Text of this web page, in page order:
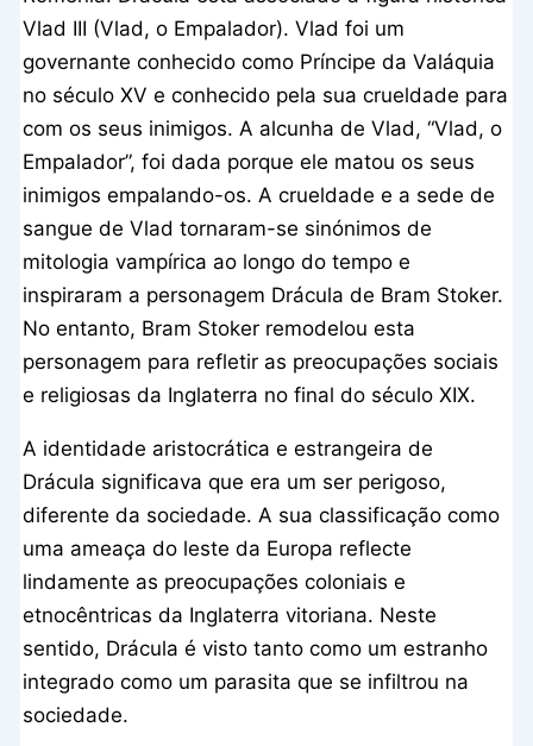
Vlad III (Vlad, o Empalador). Vlad foi um
governante conhecido como Príncipe da Valáquia
no século XV e conhecido pela sua crueldade para
com os seus inimigos. A alcunha de Vlad, “Vlad, o
Empalador”, foi dada porque ele matou os seus
inimigos empalando-os. A crueldade e a sede de
sangue de Vlad tornaram-se sinónimos de
mitologia vampírica ao longo do tempo e
inspiraram a personagem Drácula de Bram Stoker.
No entanto, Bram Stoker remodelou esta
personagem para refletir as preocupações sociais
e religiosas da Inglaterra no final do século XIX.
A identidade aristocrática e estrangeira de
Drácula significava que era um ser perigoso,
diferente da sociedade. A sua classificação como
uma ameaça do leste da Europa reflecte
lindamente as preocupações coloniais e
etnocêntricas da Inglaterra vitoriana. Neste
sentido, Drácula é visto tanto como um estranho
integrado como um parasita que se infiltrou na
sociedade.